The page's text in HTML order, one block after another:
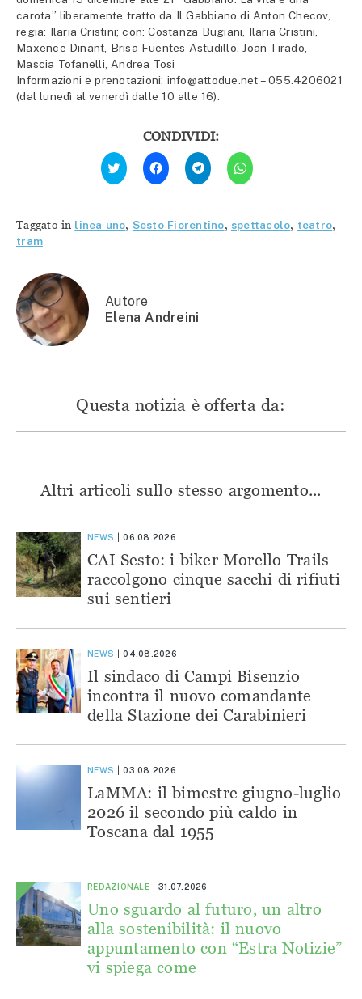
carota” liberamente tratto da Il Gabbiano di Anton Checov,
regia: Ilaria Cristini; con: Costanza Bugiani, Ilaria Cristini,
Maxence Dinant, Brisa Fuentes Astudillo, Joan Tirado,
Mascia Tofanelli, Andrea Tosi
Informazioni e prenotazioni: info@attodue.net – 055.4206021
(dal lunedì al venerdì dalle 10 alle 16).
CONDIVIDI:
Fai
clic
qui
Twitter
(Si
Fai
clic
per
condividere
(Si
apre
Fai
clic
per
condividere
(Si
apre
Fai
clic
per
(Si
apre
Taggato in linea uno, Sesto Fiorentino, spettacolo, teatro,
tram
Autore
Elena Andreini
Questa notizia è offerta da:
Altri articoli sullo stesso argomento...
NEWS 06.08.2026
CAI Sesto: i biker Morello Trails
raccolgono cinque sacchi di rifiuti
sui sentieri
NEWS 04.08.2026
Il sindaco di Campi Bisenzio
incontra il nuovo comandante
della Stazione dei Carabinieri
NEWS 03.08.2026
LaMMA: il bimestre giugno-luglio
2026 il secondo più caldo in
Toscana dal 1955
REDAZIONALE 31.07.2026
Uno sguardo al futuro, un altro
alla sostenibilità: il nuovo
appuntamento con “Estra Notizie”
vi spiega come